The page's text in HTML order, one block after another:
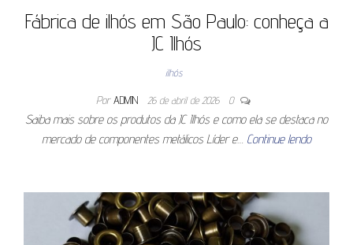
Fábrica de ilhós em São Paulo: conheça a
JC Ilhós
ilhós
Por ADMIN 26 de abril de 2026 0
Saiba mais sobre os produtos da JC Ilhós e como ela se destaca no
mercado de componentes metálicos Líder e… Continue lendo